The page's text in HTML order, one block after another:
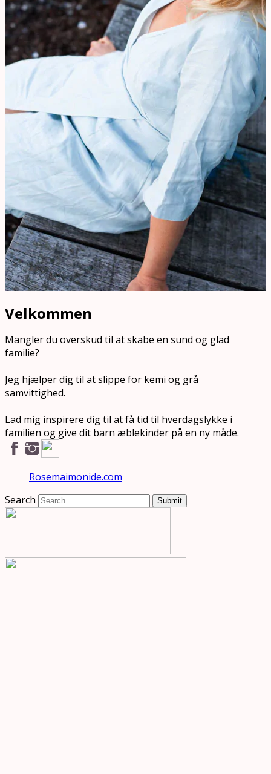
Velkommen
Mangler du overskud til at skabe en sund og glad
familie?
Jeg hjælper dig til at slippe for kemi og grå
samvittighed.
Lad mig inspirere dig til at få tid til hverdagslykke i
familien og give dit barn æblekinder på en ny måde.
Rosemaimonide.com
Search
Submit